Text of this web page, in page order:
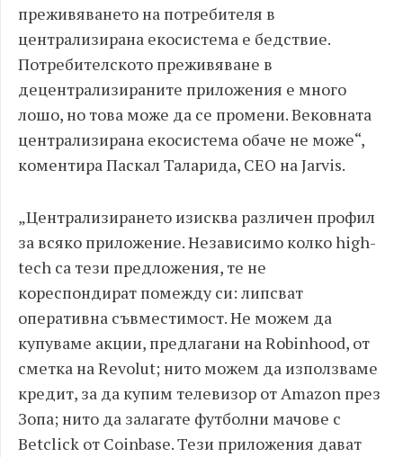
преживяването на потребителя в
централизирана екосистема е бедствие.
Потребителското преживяване в
децентрализираните приложения е много
лошо, но това може да се промени. Вековната
централизирана екосистема обаче не може“,
коментира Паскал Таларида, CEO на Jarvis.
„Централизирането изисква различен профил
за всяко приложение. Независимо колко high-
tech са тези предложения, те не
кореспондират помежду си: липсват
оперативна съвместимост. Не можем да
купуваме акции, предлагани на Robinhood, от
сметка на Revolut; нито можем да използваме
кредит, за да купим телевизор от Amazon през
Зопа; нито да залагате футболни мачове с
Betclick от Coinbase. Тези приложения дават